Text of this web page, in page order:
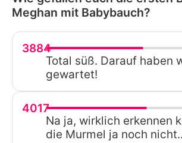
Meghan mit Babybauch?
3884
Total süß. Darauf haben
gewartet!
4017
Na ja, wirklich erkennen
die Murmel ja noch